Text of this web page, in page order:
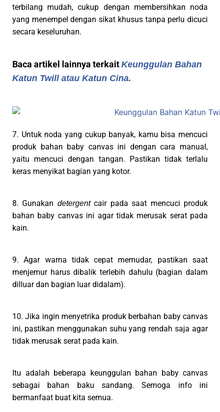
terbilang mudah, cukup dengan membersihkan noda
yang menempel dengan sikat khusus tanpa perlu dicuci
secara keseluruhan.
Baca artikel lainnya terkait Keunggulan Bahan
Katun Twill atau Katun Cina.
7. Untuk noda yang cukup banyak, kamu bisa mencuci
produk bahan baby canvas ini dengan cara manual,
yaitu mencuci dengan tangan. Pastikan tidak terlalu
keras menyikat bagian yang kotor.
8. Gunakan detergentcair pada saat mencuci produk
bahan baby canvas ini agar tidak merusak serat pada
kain.
9. Agar warna tidak cepat memudar, pastikan saat
menjemur harus dibalik terlebih dahulu (bagian dalam
dilluar dan bagian luar didalam).
10. Jika ingin menyetrika produk berbahan baby canvas
ini, pastikan menggunakan suhu yang rendah saja agar
tidak merusak serat pada kain.
Itu adalah beberapa keunggulan bahan baby canvas
sebagai bahan baku sandang. Semoga info ini
bermanfaat buat kita semua.